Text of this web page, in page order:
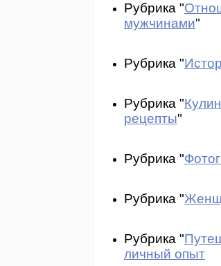
Рубрика "
мужчинами"
Рубрика "
Рубрика "
рецепты"
Рубрика "
Рубрика "
Рубрика "
личный опыт